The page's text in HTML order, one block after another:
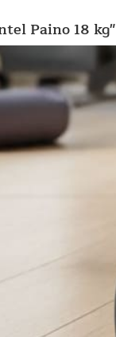
Paino 18 kg"